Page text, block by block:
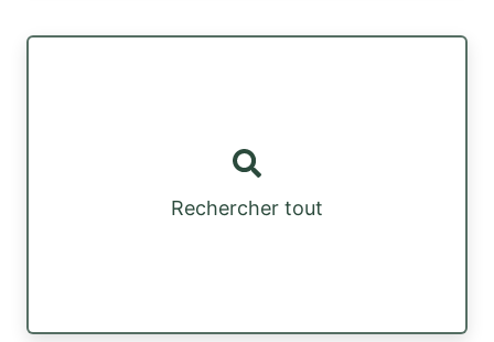
Rechercher tout